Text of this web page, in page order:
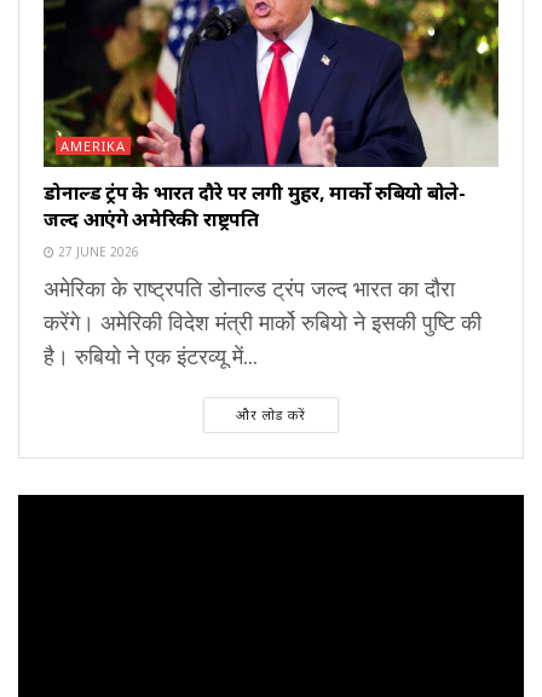
AMERIKA
डोनाल्ड ट्रंप के भारत दौरे पर लगी मुहर, मार्को रुबियो बोले-
जल्द आएंगे अमेरिकी राष्ट्रपति
27 JUNE 2026
अमेरिका के राष्ट्रपति डोनाल्ड ट्रंप जल्द भारत का दौरा
करेंगे। अमेरिकी विदेश मंत्री मार्को रुबियो ने इसकी पुष्टि की
है। रुबियो ने एक इंटरव्यू में...
और लोड करें